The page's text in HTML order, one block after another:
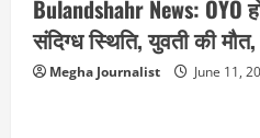
Bulandshahr News: OYO
संदिग्ध स्थिति, युवती की
Megha Journalist June 11,